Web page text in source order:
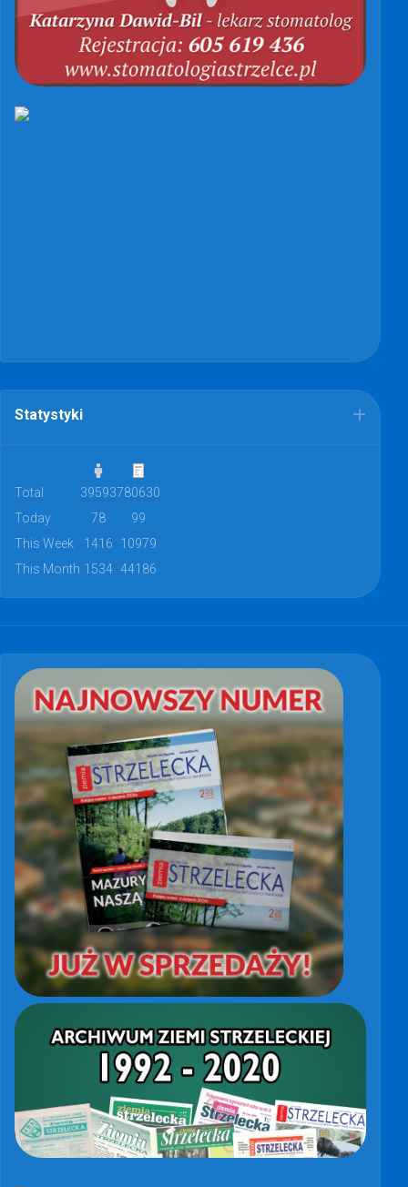
Statystyki
Total 39593780630
Today
78
99
This Week
1416
10979
This Month 1534 44186